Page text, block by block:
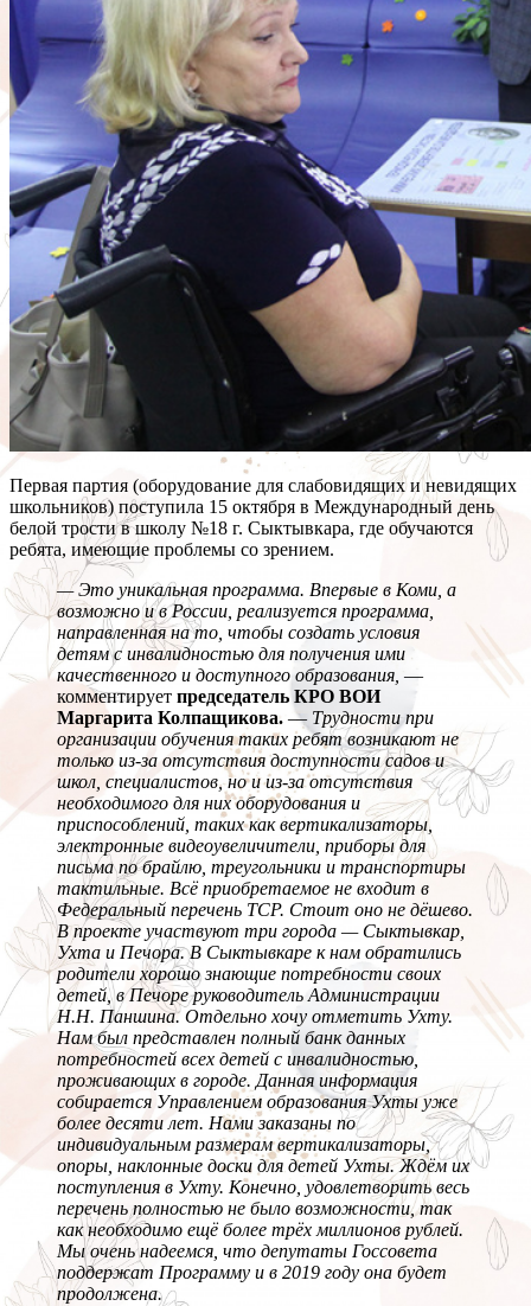
Первая партия (оборудование для слабовидящих и невидящих
школьников) поступила 15 октября в Международный день
белой трости в школу №18 г. Сыктывкара, где обучаются
ребята, имеющие проблемы со зрением.
— Это уникальная программа. Впервые в Коми, а
возможно и в России, реализуется программа,
направленная на то, чтобы создать условия
детям с инвалидностью для получения ими
качественного и доступного образования,—
комментирует председатель КРО ВОИ
Маргарита Колпащикова. — Трудности при
организации обучения таких ребят возникают не
только из-за отсутствия доступности садов и
школ, специалистов, но и из-за отсутствия
необходимого для них оборудования и
приспособлений, таких как вертикализаторы,
электронные видеоувеличители, приборы для
письма по брайлю, треугольники и транспортиры
тактильные. Всё приобретаемое не входит в
Федеральный перечень ТСР. Стоит оно не дёшево.
В проекте участвуют три города — Сыктывкар,
Ухта и Печора. В Сыктывкаре к нам обратились
родители хорошо знающие потребности своих
детей, в Печоре руководитель Администрации
Н.Н. Паншина. Отдельно хочу отметить Ухту.
Нам был представлен полный банк данных
потребностей всех детей с инвалидностью,
проживающих в городе. Данная информация
собирается Управлением образования Ухты уже
более десяти лет. Нами заказаны по
индивидуальным размерам вертикализаторы,
опоры, наклонные доски для детей Ухты. Ждём их
поступления в Ухту. Конечно, удовлетворить весь
перечень полностью не было возможности, так
как необходимо ещё более трёх миллионов рублей.
Мы очень надеемся, что депутаты Госсовета
поддержат Программу и в 2019 году она будет
продолжена.